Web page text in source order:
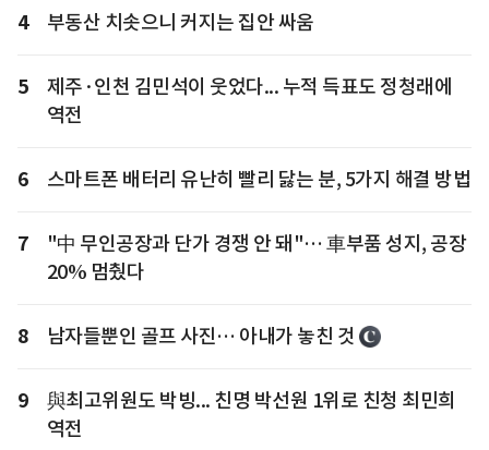
4 부동산 치솟으니 커지는 집안 싸움
5
제주·인천 김민석이 웃었다... 누적 득표도 정청래에
역전
6 스마트폰 배터리 유난히 빨리 닳는 분, 5가지 해결 방법
7
"中 무인공장과 단가 경쟁 안 돼"… 車부품 성지, 공장
20% 멈췄다
8 남자들뿐인 골프 사진… 아내가 놓친 것
9
與최고위원도 박빙... 친명 박선원 1위로 친청 최민희
역전